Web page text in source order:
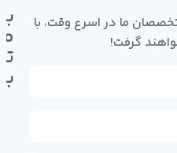
ما در اسرع وقت، با
گرفت!
با